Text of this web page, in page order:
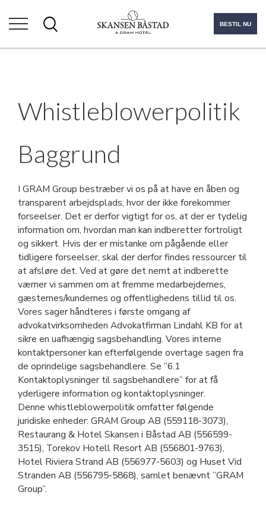
BESTIL NU
Whistleblowerpolitik
Baggrund
I GRAM Group bestræber vi os på at have en åben og
transparent arbejdsplads, hvor der ikke forekommer
forseelser. Det er derfor vigtigt for os, at der er tydelig
information om, hvordan man kan indberetter fortroligt
og sikkert. Hvis der er mistanke om pågående eller
tidligere forseelser, skal der derfor findes ressourcer til
at afsløre det. Ved at gøre det nemt at indberette
værner vi sammen om at fremme medarbejdernes,
gæsternes/kundernes og offentlighedens tillid til os.
Vores sager håndteres i første omgang af
advokatvirksomheden Advokatfirman Lindahl KB for at
sikre en uafhængig sagsbehandling. Vores interne
kontaktpersoner kan efterfølgende overtage sagen fra
de oprindelige sagsbehandlere. Se ”6.1
Kontaktoplysninger til sagsbehandlere” for at få
yderligere information og kontaktoplysninger.
Denne whistleblowerpolitik omfatter følgende
juridiske enheder: GRAM Group AB (559118-3073),
Restaurang & Hotel Skansen i Båstad AB (556599-
3515), Torekov Hotell Resort AB (556801-9763),
Hotel Riviera Strand AB (556977-5603) og Huset Vid
Stranden AB (556795-5868), samlet benævnt ”GRAM
Group”.